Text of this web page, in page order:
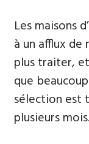
Les maisons
à un afflux de
plus traiter,
que
sélection est
plusieurs mois.